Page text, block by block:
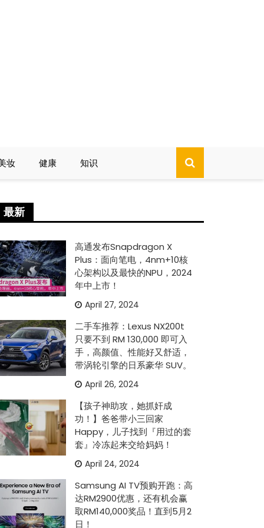
妆 健康 知识
最新
高通发布Snapdragon X
Plus：面向笔电，4nm+10核
心架构以及最快的NPU，2024
年中上市！
April 27, 2024
二手车推荐：Lexus NX200t
只要不到 RM 130,000 即可入
手，高颜值、性能好又舒适，
带涡轮引擎的日系豪华 SUV。
April 26, 2024
【孩子神助攻，她抓奸成
功！】爸爸带小三回家
Happy，儿子找到『用过的套
套』冷冻起来交给妈妈！
April 24, 2024
Samsung AI TV预购开跑：高
达RM2900优惠，还有机会赢
取RM140,000奖品！直到5月2
日！